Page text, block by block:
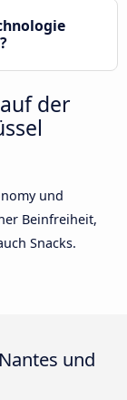
der
und
Beinfreiheit,
Snacks.
und